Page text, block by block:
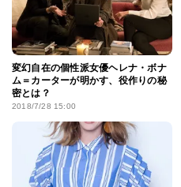
変幻自在の個性派女優ヘレナ・ボナ
ム＝カーターが明かす、役作りの秘
密とは？
2018/7/28 15:00